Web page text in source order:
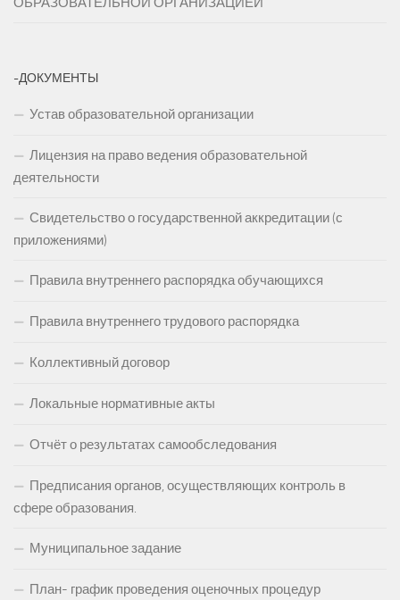
-ДОКУМЕНТЫ
Устав образовательной организации
Лицензия на право ведения образовательной
деятельности
Свидетельство о государственной аккредитации (с
приложениями)
Правила внутреннего распорядка обучающихся
Правила внутреннего трудового распорядка
Коллективный договор
Локальные нормативные акты
Отчёт о результатах самообследования
Предписания органов, осуществляющих контроль в
сфере образования.
Муниципальное задание
План- график проведения оценочных процедур